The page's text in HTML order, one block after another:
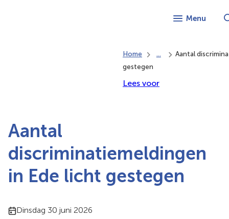
Menu
Home ...
Aantal
gestegen
Lees voor
Aantal
discriminatiemeldingen
in Ede licht gestegen
Publicatiedatum:
Dinsdag 30 juni 2026